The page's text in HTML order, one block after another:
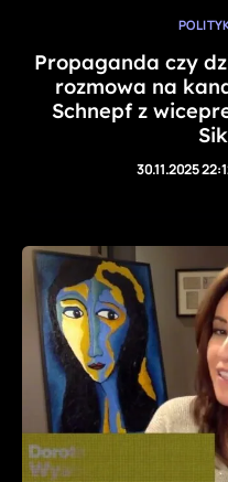
Propaganda czy
rozmowa na
Schnepf z
30.11.2025